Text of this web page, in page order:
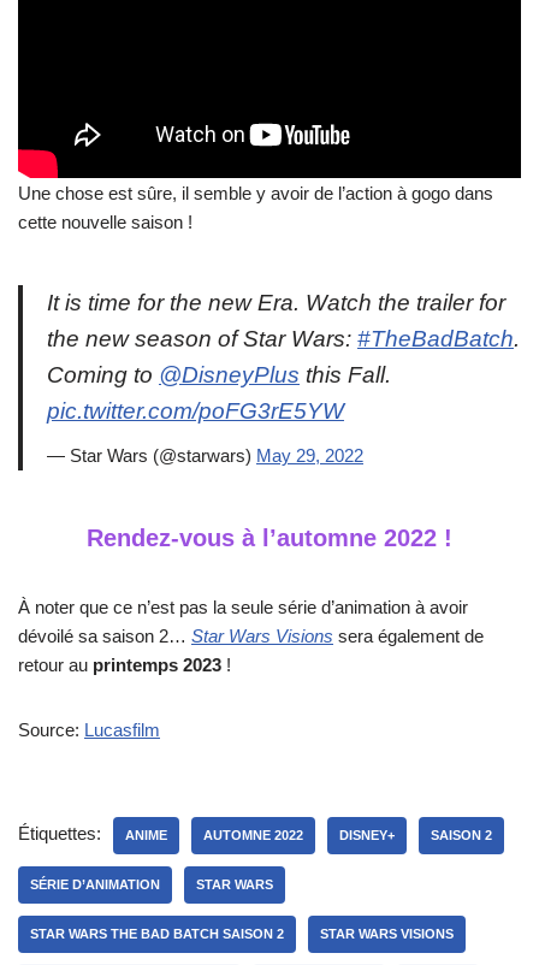
Une chose est sûre, il semble y avoir de l’action à gogo dans
cette nouvelle saison !
It is time for the new Era. Watch the trailer for
the new season of Star Wars: #TheBadBatch.
Coming to @DisneyPlus this Fall.
pic.twitter.com/poFG3rE5YW
— Star Wars (@starwars) May 29, 2022
Rendez-vous à l’automne 2022 !
À noter que ce n’est pas la seule série d’animation à avoir
dévoilé sa saison 2… Star Wars Visions sera également de
retour au printemps 2023 !
Source: Lucasfilm
Étiquettes: ANIME AUTOMNE 2022 DISNEY+ SAISON 2
SÉRIE D’ANIMATION STAR WARS
STAR WARS THE BAD BATCH SAISON 2 STAR WARS VISIONS